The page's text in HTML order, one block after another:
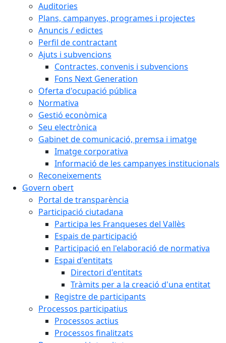
Auditories
Plans, campanyes, programes i projectes
Anuncis / edictes
Perfil de contractant
Ajuts i subvencions
Contractes, convenis i subvencions
Fons Next Generation
Oferta d'ocupació pública
Normativa
Gestió econòmica
Seu electrònica
Gabinet de comunicació, premsa i imatge
Imatge corporativa
Informació de les campanyes institucionals
Reconeixements
Govern obert
Portal de transparència
Participació ciutadana
Participa les Franqueses del Vallès
Espais de participació
Participació en l'elaboració de normativa
Espai d'entitats
Directori d'entitats
Tràmits per a la creació d'una entitat
Registre de participants
Processos participatius
Processos actius
Processos finalitzats